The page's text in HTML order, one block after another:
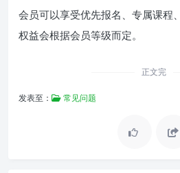
会员可以享受优先报名、专属课程
权益会根据会员等级而定。
正文完
发表至： 常见问题